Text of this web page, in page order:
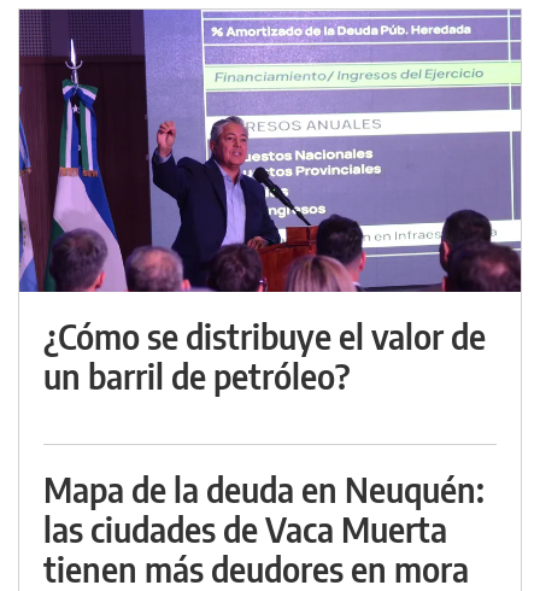
¿Cómo se distribuye el valor de
un barril de petróleo?
Mapa de la deuda en Neuquén:
las ciudades de Vaca Muerta
tienen más deudores en mora